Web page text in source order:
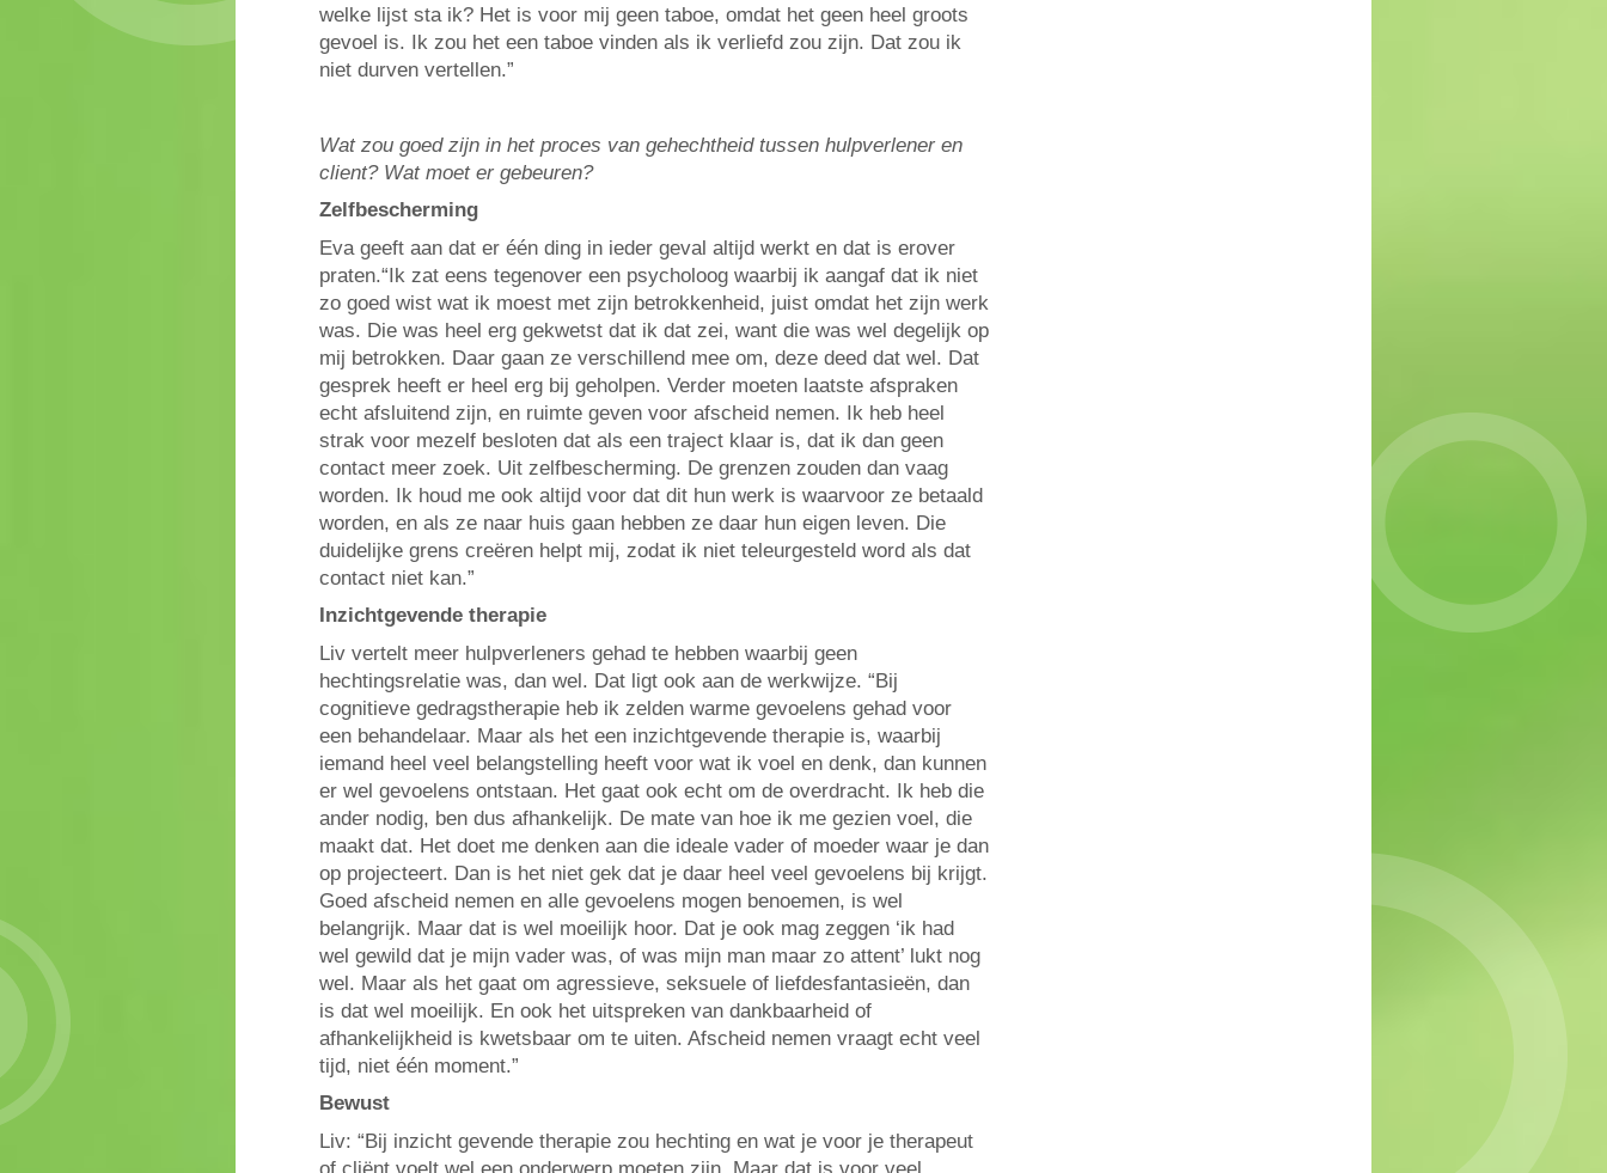
welke lijst sta ik? Het is voor mij geen taboe, omdat het geen heel groots
gevoel is. Ik zou het een taboe vinden als ik verliefd zou zijn. Dat zou ik
niet durven vertellen.”
Wat zou goed zijn in het proces van gehechtheid tussen hulpverlener en
client? Wat moet er gebeuren?
Zelfbescherming
Eva geeft aan dat er één ding in ieder geval altijd werkt en dat is erover
praten.“Ik zat eens tegenover een psycholoog waarbij ik aangaf dat ik niet
zo goed wist wat ik moest met zijn betrokkenheid, juist omdat het zijn werk
was. Die was heel erg gekwetst dat ik dat zei, want die was wel degelijk op
mij betrokken. Daar gaan ze verschillend mee om, deze deed dat wel. Dat
gesprek heeft er heel erg bij geholpen. Verder moeten laatste afspraken
echt afsluitend zijn, en ruimte geven voor afscheid nemen. Ik heb heel
strak voor mezelf besloten dat als een traject klaar is, dat ik dan geen
contact meer zoek. Uit zelfbescherming. De grenzen zouden dan vaag
worden. Ik houd me ook altijd voor dat dit hun werk is waarvoor ze betaald
worden, en als ze naar huis gaan hebben ze daar hun eigen leven. Die
duidelijke grens creëren helpt mij, zodat ik niet teleurgesteld word als dat
contact niet kan.”
Inzichtgevende therapie
Liv vertelt meer hulpverleners gehad te hebben waarbij geen
hechtingsrelatie was, dan wel. Dat ligt ook aan de werkwijze. “Bij
cognitieve gedragstherapie heb ik zelden warme gevoelens gehad voor
een behandelaar. Maar als het een inzichtgevende therapie is, waarbij
iemand heel veel belangstelling heeft voor wat ik voel en denk, dan kunnen
er wel gevoelens ontstaan. Het gaat ook echt om de overdracht. Ik heb die
ander nodig, ben dus afhankelijk. De mate van hoe ik me gezien voel, die
maakt dat. Het doet me denken aan die ideale vader of moeder waar je dan
op projecteert. Dan is het niet gek dat je daar heel veel gevoelens bij krijgt.
Goed afscheid nemen en alle gevoelens mogen benoemen, is wel
belangrijk. Maar dat is wel moeilijk hoor. Dat je ook mag zeggen ‘ik had
wel gewild dat je mijn vader was, of was mijn man maar zo attent’ lukt nog
wel. Maar als het gaat om agressieve, seksuele of liefdesfantasieën, dan
is dat wel moeilijk. En ook het uitspreken van dankbaarheid of
afhankelijkheid is kwetsbaar om te uiten. Afscheid nemen vraagt echt veel
tijd, niet één moment.”
Bewust
Liv: “Bij inzicht gevende therapie zou hechting en wat je voor je therapeut